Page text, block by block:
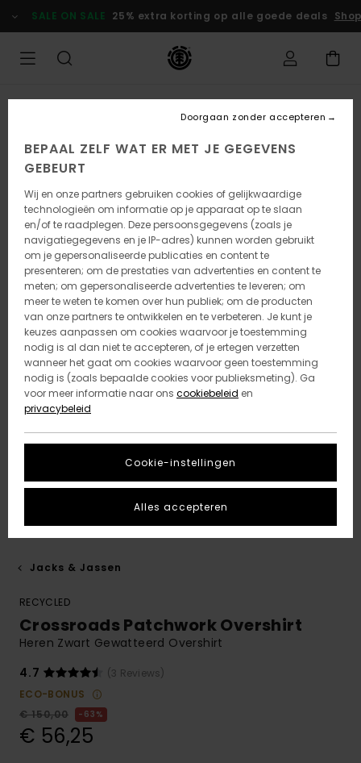
naar
Productinformatie
SALE ON SALE 25% extra korting op alle goede deals
Jacks & Jassen
RECYCLED
Crossroads Patchwork Overshirt
Heren Zwart Gewatteerd Overshirt
4.7
(3 Reviews)
ECO-BONUS
€ 150,00
63%
€ 56,25
BEPAAL ZELF WAT ER MET JE GEGEVENS
GEBEURT
Wij en onze partners gebruiken cookies of gelijkwaardige
technologieën om informatie op je apparaat op te slaan
en/of te raadplegen. Deze persoonsgegevens (zoals je
navigatiegegevens en je IP-adres) kunnen worden gebruikt
om je gepersonaliseerde publicaties en content te
presenteren; om de prestaties van advertenties en content te
meten; om gepersonaliseerde advertenties te leveren; om
meer te weten te komen over hun publiek; om de producten
van onze partners te ontwikkelen en te verbeteren. Je kunt je
keuzes aanpassen om cookies waarvoor je toestemming
nodig is al dan niet te accepteren, of je ertegen verzetten
wanneer het gaat om cookies waarvoor geen toestemming
nodig is (zoals bepaalde cookies voor publieksmeting). Ga
voor meer informatie naar ons cookiebeleid en
privacybeleid
Cookie-instellingen
Doorgaan zonder accepteren
Alles accepteren